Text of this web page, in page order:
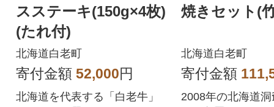
スステーキ(150g×4枚)
(たれ付)
北海道白老町
寄付金額 52,000円
北海道を代表する「白老牛」
焼きセット(
北海道白老町
寄付金額
2008年の北海道